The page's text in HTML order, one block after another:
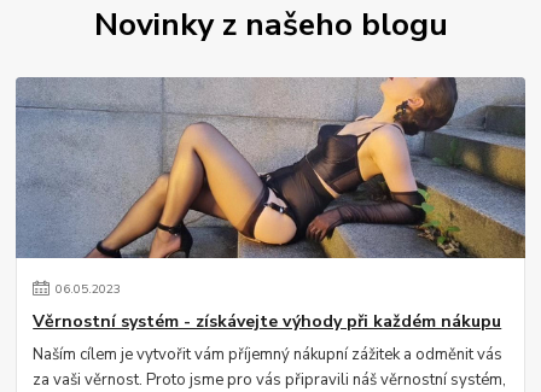
Novinky z našeho blogu
06.05.2023
Věrnostní systém - získávejte výhody při každém nákupu
Naším cílem je vytvořit vám příjemný nákupní zážitek a odměnit vás
za vaši věrnost. Proto jsme pro vás připravili náš věrnostní systém,